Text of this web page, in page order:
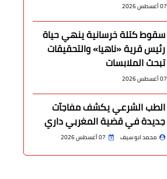
07 أغسطس 2026
سقوط كتلة خرسانية ينهي حياة
رئيس قرية «ناهيا» والتحقيقات
تبحث الملابسات
07 أغسطس 2026
الطب الشرعي يكشف مفاجآت
جديدة في قضية المغربي داري
محمد ابو سيف 07 أغسطس 2026